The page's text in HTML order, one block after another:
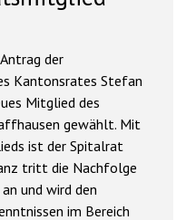
der
Kantonsrates Stefan
Mitglied des
gewählt. Mit
ist der Spitalrat
tritt die Nachfolge
und wird den
im Bereich